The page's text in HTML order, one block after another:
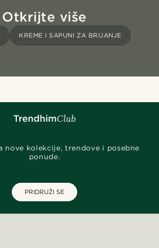
Otkrijte više
KREME I SAPUNI ZA BRIJANJE
nove kolekcije, trendove i posebne
ponude.
PRIDRUŽI SE